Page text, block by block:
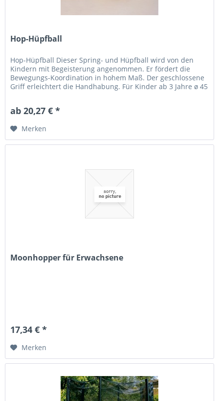
Hop-Hüpfball
Hop-Hüpfball Dieser Spring- und Hüpfball wird von den
Kindern mit Begeisterung angenommen. Er fördert die
Bewegungs-Koordination in hohem Maß. Der geschlossene
Griff erleichtert die Handhabung. Für Kinder ab 3 Jahre ø 45
ab 20,27 € *
Merken
Moonhopper für Erwachsene
17,34 € *
Merken